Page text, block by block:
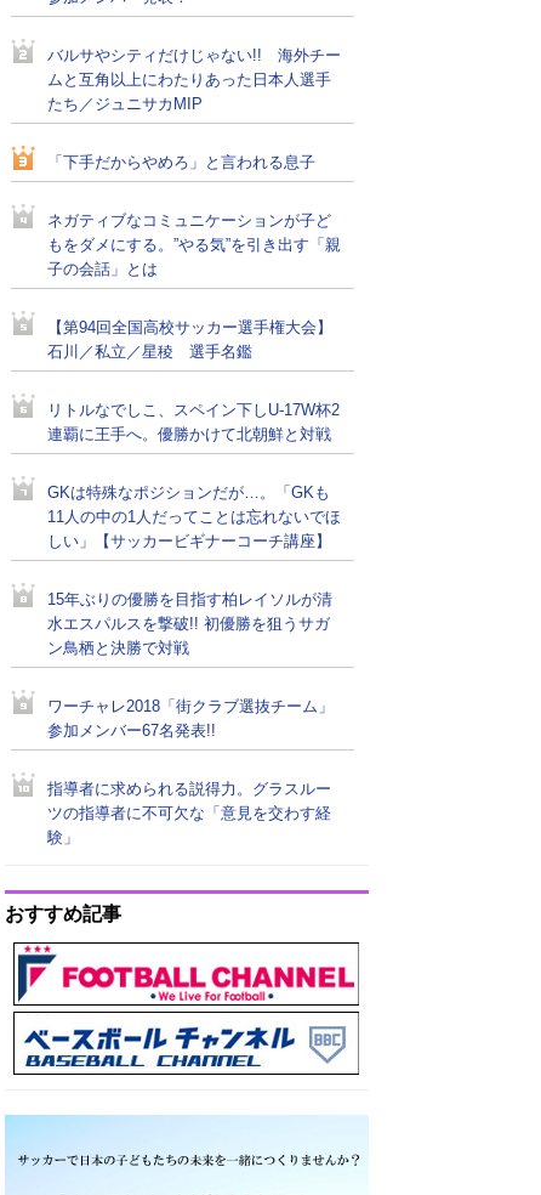
バルサやシティだけじゃない!! 海外チー
ムと互角以上にわたりあった日本人選手
たち／ジュニサカMIP
「下手だからやめろ」と言われる息子
ネガティブなコミュニケーションが子ど
もをダメにする。”やる気”を引き出す「親
子の会話」とは
【第94回全国高校サッカー選手権大会】
石川／私立／星稜 選手名鑑
リトルなでしこ、スペイン下しU-17W杯2
連覇に王手へ。優勝かけて北朝鮮と対戦
GKは特殊なポジションだが…。「GKも
11人の中の1人だってことは忘れないでほ
しい」【サッカービギナーコーチ講座】
15年ぶりの優勝を目指す柏レイソルが清
水エスパルスを撃破!! 初優勝を狙うサガ
ン鳥栖と決勝で対戦
ワーチャレ2018「街クラブ選抜チーム」
参加メンバー67名発表!!
指導者に求められる説得力。グラスルー
ツの指導者に不可欠な「意見を交わす経
験」
おすすめ記事